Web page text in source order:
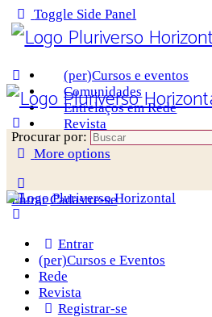
Toggle Side Panel
(per)Cursos e eventos
Comunidades
Entrelaços em Rede
Revista
More options
Entrar Cadastre-se
Procurar por:
Entrar
(per)Cursos e Eventos
Rede
Revista
Registrar-se